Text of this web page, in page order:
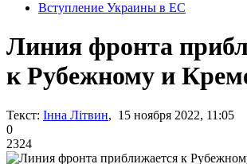
Вступление Украины в ЕС
Линия фронта
к Рубежному и
Текст: Інна Літвин, 15 ноября 2022, 11:05
0
2324